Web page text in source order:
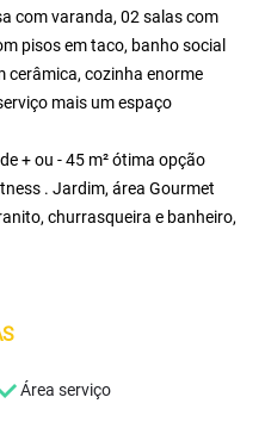
com varanda, 02 salas com
pisos em taco, banho social
cerâmica, cozinha enorme
mais um espaço
+ ou - 45 m² ótima opção
. Jardim, área Gourmet
churrasqueira e banheiro,
Área serviço